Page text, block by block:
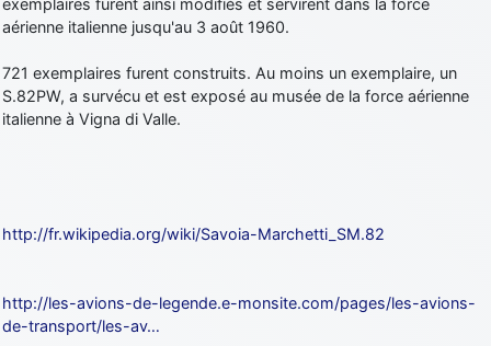
aérienne italienne jusqu'au 3 août 1960.
721 exemplaires furent construits. Au moins un exemplaire, un
S.82PW, a survécu et est exposé au musée de la force aérienne
italienne à Vigna di Valle.
http://fr.wikipedia.org/wiki/Savoia-Marchetti_SM.82
http://les-avions-de-legende.e-monsite.com/pages/les-avions-
de-transport/les-av…